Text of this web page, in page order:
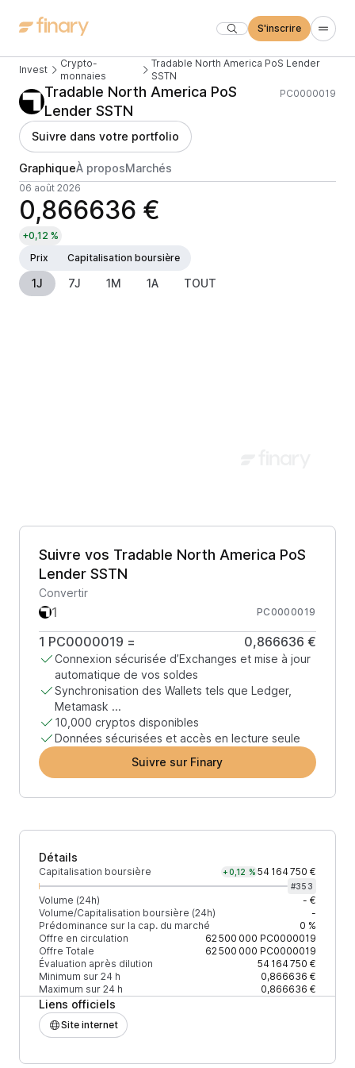
S'inscrire
Invest
Crypto-
monnaies
Tradable North America PoS Lender
SSTN
Tradable North America PoS
Lender SSTN
PC0000019
Suivre dans votre portfolio
GraphiqueÀ proposMarchés
06 août 2026
0,866636 €
+0,12 %
Prix
Capitalisation boursière
1J 7J 1M 1A TOUT
Suivre vos Tradable North America PoS
Lender SSTN
Convertir
PC0000019
1 PC0000019 = 0,866636 €
Connexion sécurisée d’Exchanges et mise à jour
automatique de vos soldes
Synchronisation des Wallets tels que Ledger,
Metamask ...
10,000 cryptos disponibles
Données sécurisées et accès en lecture seule
Suivre sur Finary
Détails
Capitalisation boursière +0,12 % 54 164 750 €
#353
Volume (24h)
- €
Volume/Capitalisation boursière (24h)
-
Prédominance sur la cap. du marché
0 %
Offre en circulation
62 500 000 PC0000019
Offre Totale
62 500 000 PC0000019
Évaluation après dilution
54 164 750 €
Minimum sur 24 h
0,866636 €
Maximum sur 24 h
0,866636 €
Liens officiels
Site internet